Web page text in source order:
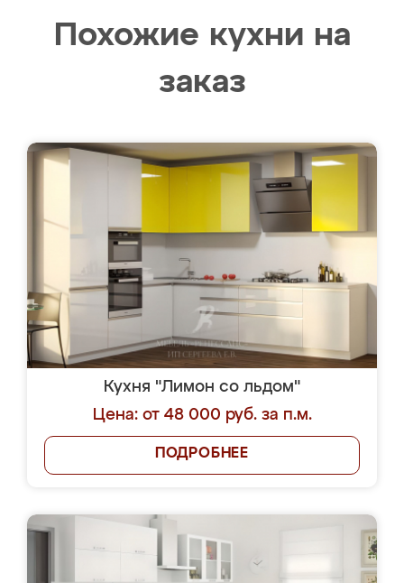
Похожие кухни на
заказ
Кухня "Лимон со льдом"
Цена: от 48 000 руб. за п.м.
ПОДРОБНЕЕ